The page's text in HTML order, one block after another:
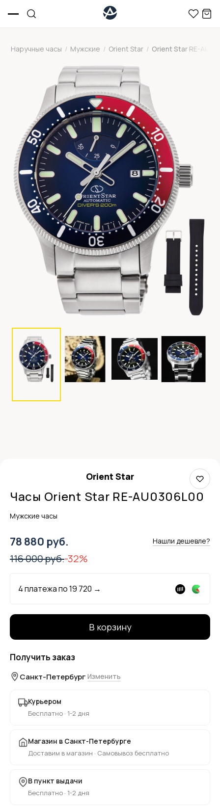
Наручные часы / Мужские / Orient Star / Orient Star RE-
Orient Star
Часы Orient Star RE-AU0306L00
Мужские часы
78 880 руб. Нашли дешевле?
116 000 руб.-32%
4 платежа по19 720 →
В корзину
Получить заказ
Санкт-Петербург Изменить
Курьером
Бесплатно · 1-2 дня
Магазин в Санкт-Петербурге
Доставим в магазин · Самовывоз бесплатно
В пункт выдачи
Бесплатно · 1-2 дня